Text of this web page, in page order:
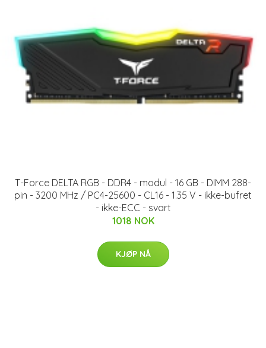
T-Force DELTA RGB - DDR4 - modul - 16 GB - DIMM 288-
pin - 3200 MHz / PC4-25600 - CL16 - 1.35 V - ikke-bufret
- ikke-ECC - svart
1018 NOK
KJØP NÅ